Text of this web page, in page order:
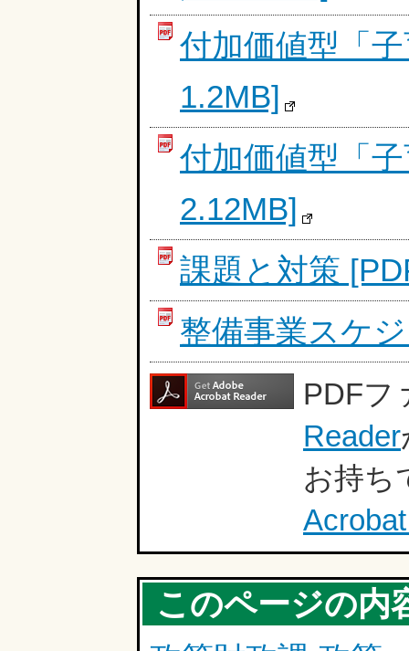
付加価値型「
1.2MB]
付加価値型「
2.12MB]
課題と対策
整備事業スケ
PDFフ
Reader
お持ち
このページの内